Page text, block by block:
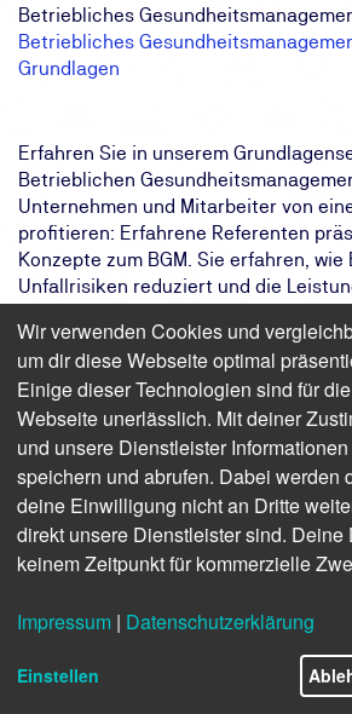
Betriebliches
Betriebliches
Grundlagen
Erfahren Sie in unserem
Betrieblichen
Unternehmen und Mitarbeiter von
profitieren: Erfahrene Referenten
Konzepte zum BGM. Sie erfahren, wie
Unfallrisiken reduziert und die
Das Ziel:
Die Angestellten
fehlen seltener,
leistungsfähiger
Das Ergebnis:
Sie kennen die
betrieblichen
Ihr Weg:
Eintägiges Online-
mit
Finden Sie freie Termine für
Wir verwenden Cookies und
um dir diese Webseite optimal
Einige dieser Technologien sind für
Webseite unerlässlich. Mit deiner
und unsere Dienstleister
speichern und abrufen. Dabei werden
deine Einwilligung nicht an Dritte
direkt unsere Dienstleister sind. Deine
keinem Zeitpunkt für kommerzielle
Impressum | Datenschutzerklärung
Einstellen